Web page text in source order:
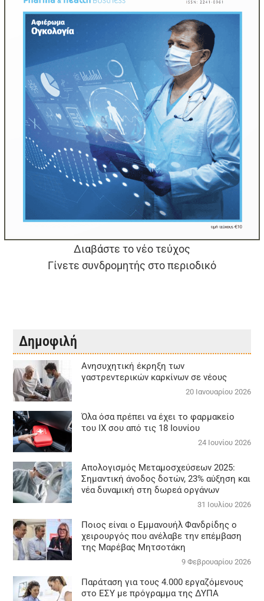
Διαβάστε το νέο τεύχος
Γίνετε συνδρομητής στο περιοδικό
Δημοφιλή
Aνησυχητική έκρηξη των
γαστρεντερικών καρκίνων σε νέους
20 Ιανουαρίου 2026
Όλα όσα πρέπει να έχει το φαρμακείο
του ΙΧ σου από τις 18 Ιουνίου
24 Ιουνίου 2026
Απολογισμός Μεταμοσχεύσεων 2025:
Σημαντική άνοδος δοτών, 23% αύξηση και
νέα δυναμική στη δωρεά οργάνων
31 Ιουλίου 2026
Ποιος είναι ο Εμμανουήλ Φανδρίδης ο
χειρουργός που ανέλαβε την επέμβαση
της Μαρέβας Μητσοτάκη
9 Φεβρουαρίου 2026
Παράταση για τους 4.000 εργαζόμενους
στο ΕΣΥ με πρόγραμμα της ΔΥΠΑ